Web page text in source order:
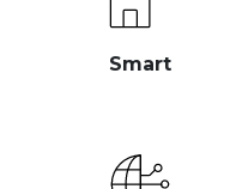
Smart